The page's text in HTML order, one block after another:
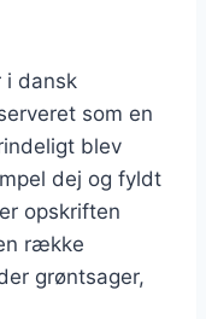
i dansk
som en
blev
dej og fyldt
opskriften
række
grøntsager,